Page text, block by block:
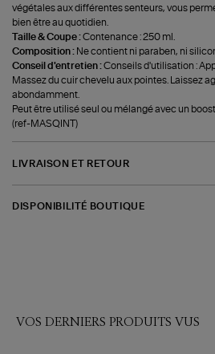
végétales aux différentes senteurs, vous
bien être au quotidien.
Taille & Coupe :Contenance : 250 ml.
Composition : Ne contient ni paraben, ni
Conseil d'entretien :Conseils d'utilisation :
Massez du cuir chevelu aux pointes. Laissez
abondamment.
Peut être utilisé seul ou mélangé avec un
(ref-MASQINT)
LIVRAISON ET RETOUR
DISPONIBILITÉ BOUTIQUE
VOS DERNIERS PRODUITS VUS